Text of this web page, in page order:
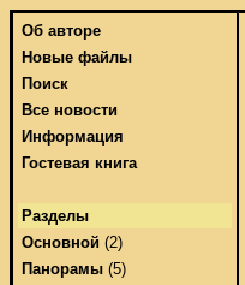
Об авторе
Новые файлы
Поиск
Все новости
Информация
Гостевая книга
Разделы
Основной (2)
Панорамы (5)